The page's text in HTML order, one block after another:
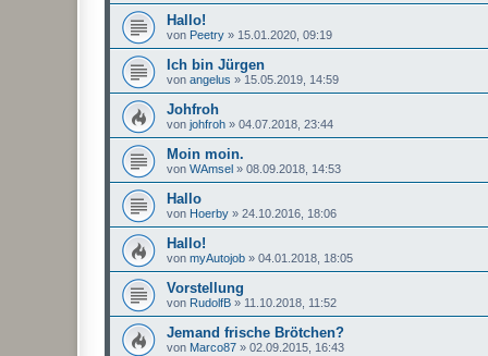
Hallo!
von Peetry » 15.01.2020, 09:19
Ich bin Jürgen
von angelus » 15.05.2019, 14:59
Johfroh
von johfroh » 04.07.2018, 23:44
Moin moin.
von WAmsel » 08.09.2018, 14:53
Hallo
von Hoerby » 24.10.2016, 18:06
Hallo!
von myAutojob » 04.01.2018, 18:05
Vorstellung
von RudolfB » 11.10.2018, 11:52
Jemand frische Brötchen?
von Marco87 » 02.09.2015, 16:43